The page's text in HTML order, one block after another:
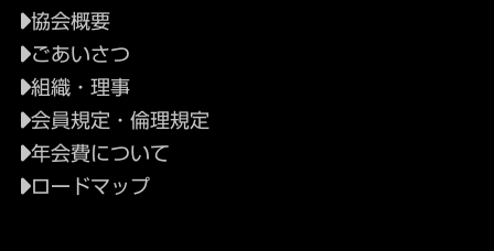
協会概要
ごあいさつ
組織・理事
会員規定・倫理規定
年会費について
ロードマップ